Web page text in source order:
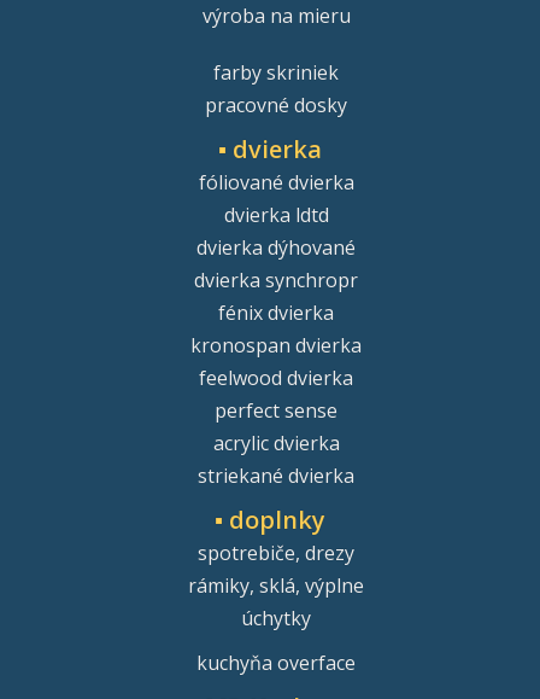
výroba na mieru
farby skriniek
pracovné dosky
▪ dvierka
fóliované dvierka
dvierka ldtd
dvierka dýhované
dvierka synchropr
fénix dvierka
kronospan dvierka
feelwood dvierka
perfect sense
acrylic dvierka
striekané dvierka
▪ doplnky
spotrebiče, drezy
rámiky, sklá, výplne
úchytky
kuchyňa overface